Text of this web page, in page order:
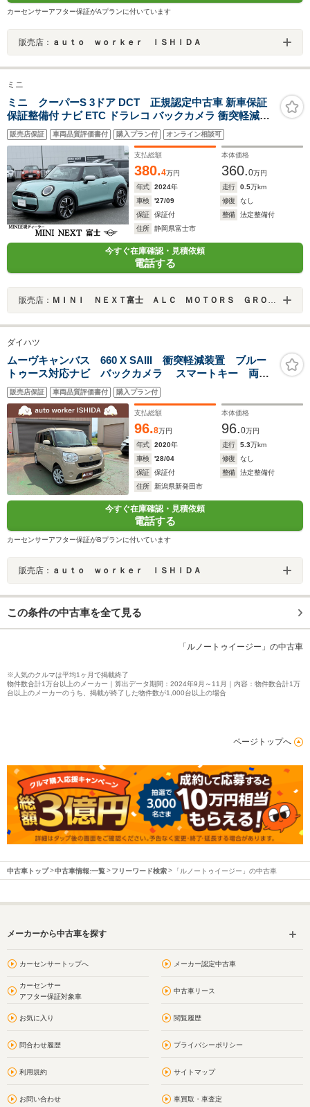
カーセンサーアフター保証がAプランに付いています
販売店： ａｕｔｏ ｗｏｒｋｅｒ ＩＳＨＩＤＡ
ミニ
ミニ クーパーS 3ドア DCT 正規認定中古車 新車保証
保証整備付 ナビ ETC ドラレコ バックカメラ 衝突軽減ブ
レーキ アイドリングストップ 障害物ソナー 車線キープ A
クルコン
販売店保証 車両品質評価書付 購入プラン付 オンライン相談可
支払総額
380.4万円
本体価格
360.0万円
年式
2024年 走行 0.5万km
車検
'27/09 修復
なし
保証
保証付 整備
法定整備付
住所
静岡県富士市
今すぐ在庫確認・見積依頼
電話する
販売店： ＭＩＮＩ ＮＥＸＴ富士 ＡＬＣ ＭＯＴＯＲＳ ＧＲＯＵＰ
ダイハツ
ムーヴキャンバス 660 X SAIII 衝突軽減装置 ブルー
トゥース対応ナビ バックカメラ スマートキー 両側
電動スライドドア 関東仕入
販売店保証 車両品質評価書付 購入プラン付
支払総額
96.8万円
本体価格
96.0万円
年式
2020年 走行 5.3万km
車検
'28/04 修復
なし
保証
保証付 整備
法定整備付
住所
新潟県新発田市
今すぐ在庫確認・見積依頼
電話する
カーセンサーアフター保証がBプランに付いています
販売店： ａｕｔｏ ｗｏｒｋｅｒ ＩＳＨＩＤＡ
この条件の中古車を全て見る
「ルノートゥイージー」の中古車
※人気のクルマは平均1ヶ月で掲載終了
物件数合計1万台以上のメーカー｜算出データ期間：2024年9月～11月｜内容：物件数合計1万
台以上のメーカーのうち、掲載が終了した物件数が1,000台以上の場合
ページトップへ
中古車トップ 中古車情報:一覧 フリーワード検索 「ルノートゥイージー」の中古車
メーカーから中古車を探す
カーセンサートップへ メーカー認定中古車
カーセンサー
アフター保証対象車
中古車リース
お気に入り 閲覧履歴
問合わせ履歴 プライバシーポリシー
利用規約 サイトマップ
お問い合わせ 車買取・車査定